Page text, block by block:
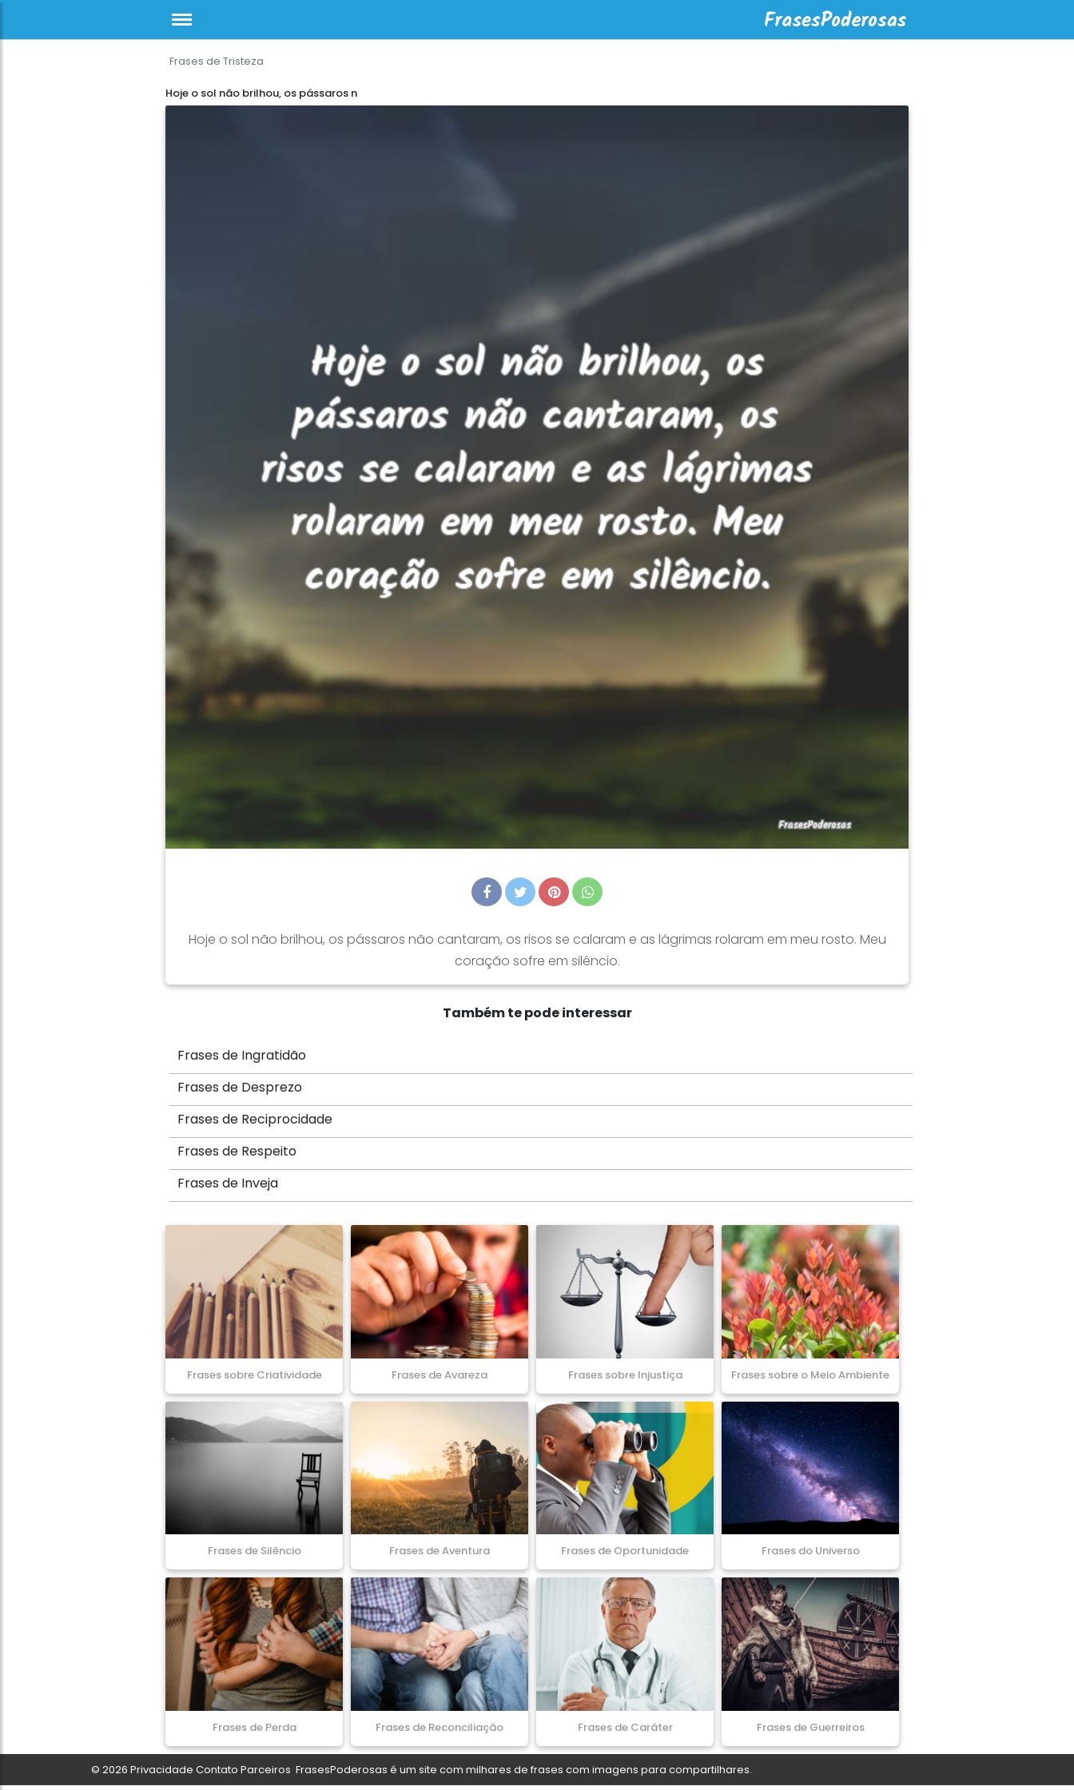
Frases de Tristeza
Hoje o sol não brilhou, os pássaros n
Hoje o sol não brilhou, os pássaros não cantaram, os risos se calaram e as lágrimas rolaram em meu rosto. Meu
coração sofre em silêncio.
Também te pode interessar
Frases de Ingratidão
Frases de Desprezo
Frases de Reciprocidade
Frases de Respeito
Frases de Inveja
Frases sobre Criatividade Frases de Avareza Frases sobre Injustiça Frases sobre o Meio Ambiente
Frases de Silêncio Frases de Aventura Frases de Oportunidade Frases do Universo
Frases de Perda Frases de Reconciliação Frases de Caráter Frases de Guerreiros
© 2026 Privacidade Contato Parceiros FrasesPoderosas é um site com milhares de frases com imagens para compartilhares.